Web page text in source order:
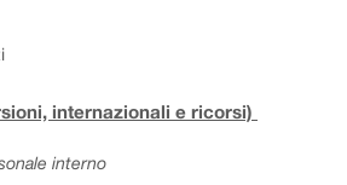
internazionali e ricorsi)
interno